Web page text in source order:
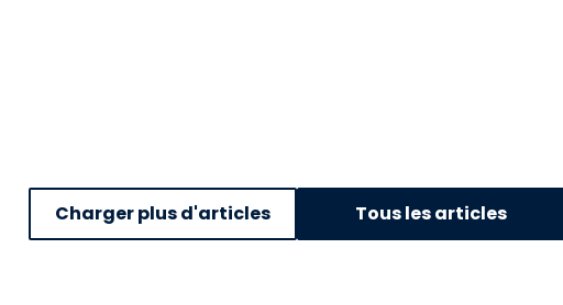
Charger plus d'articles Tous les articles